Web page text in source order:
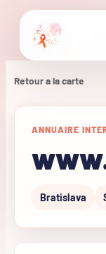
Retour a la carte
ANNUAIRE
Bratislava